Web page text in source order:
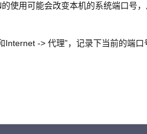
使用可能会改变本机的系统端口号，
Internet -> 代理”，记录下当前的端口